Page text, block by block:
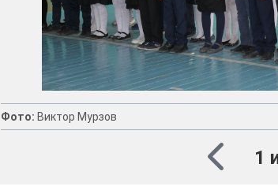
Фото: Виктор Мурзов
1